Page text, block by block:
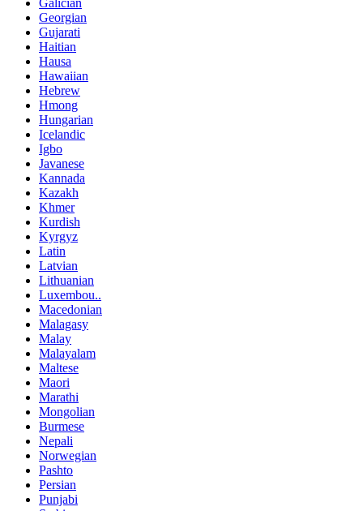
Galician
Georgian
Gujarati
Haitian
Hausa
Hawaiian
Hebrew
Hmong
Hungarian
Icelandic
Igbo
Javanese
Kannada
Kazakh
Khmer
Kurdish
Kyrgyz
Latin
Latvian
Lithuanian
Luxembou..
Macedonian
Malagasy
Malay
Malayalam
Maltese
Maori
Marathi
Mongolian
Burmese
Nepali
Norwegian
Pashto
Persian
Punjabi